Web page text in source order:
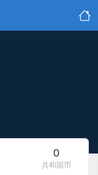
0
共和国币